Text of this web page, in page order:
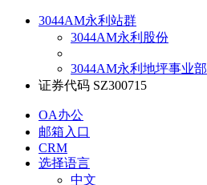
3044AM永利站群
3044AM永利股份
3044AM永利地坪事业部
证券代码 SZ300715
OA办公
邮箱入口
CRM
选择语言
中文